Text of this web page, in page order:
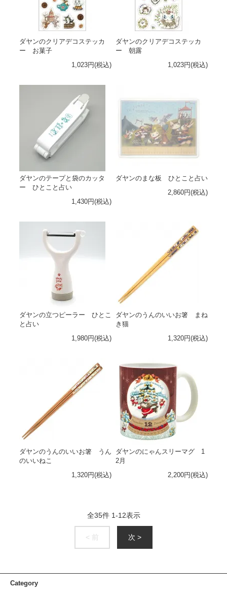
ダヤンのクリアデコステッカ
ー お菓子
1,023円(税込)
ダヤンのクリアデコステッカ
ー 朝露
1,023円(税込)
ダヤンのテープと袋のカッタ
ー ひとこと占い
1,430円(税込)
ダヤンのまな板 ひとこと占い
2,860円(税込)
ダヤンの立つピーラー ひとこ
と占い
1,980円(税込)
ダヤンのうんのいいお箸 まね
き猫
1,320円(税込)
ダヤンのうんのいいお箸 うん
のいいねこ
1,320円(税込)
ダヤンのにゃんスリーマグ 1
2月
2,200円(税込)
全35件 1-12表示
< 前 次 >
Category